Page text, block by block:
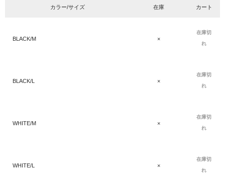
カラー/サイズ 在庫 カート
BLACK/M ×
在庫切
れ
BLACK/L ×
在庫切
れ
WHITE/M ×
在庫切
れ
WHITE/L ×
在庫切
れ